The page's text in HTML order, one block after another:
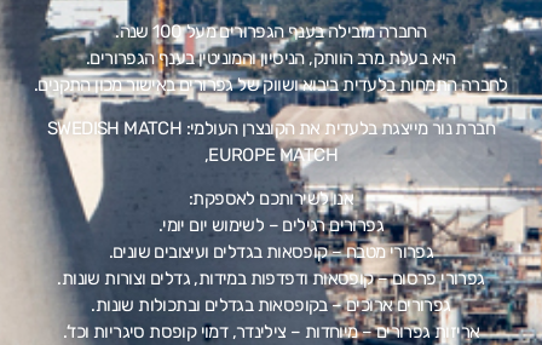
החברה מובילה בענף הגפרורים מעל 100 שנה.
היא בעלת מרב הוותק, הניסיון והמוניטין בענף הגפרורים.
לחברה התמחות בלעדית ביבוא ושווק של גפרורים באישור מכון התקנים.
חברת נור מייצגת בלעדית את הקונצרן העולמי: SWEDISH MATCH
,EUROPE MATCH
אנו לשירותכם לאספקת:
גפרורים רגילים – לשימוש יום יומי.
גפרורי מטבח – קופסאות בגדלים ועיצובים שונים.
גפרורי פרסום – קופסאות ודפדפות במידות, גדלים וצורות שונות.
גפרורים ארוכים – בקופסאות בגדלים ובתכולות שונות.
אריזות גפרורים – מיוחדות – צילינדר, דמוי קופסת סיגריות וכד’.